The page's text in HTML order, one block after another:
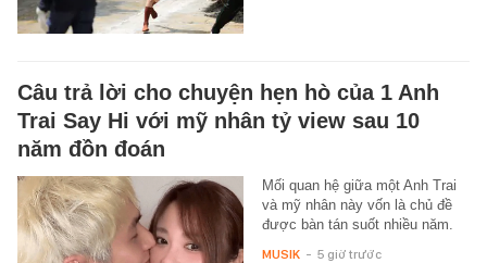
Câu trả lời cho chuyện hẹn hò của 1 Anh
Trai Say Hi với mỹ nhân tỷ view sau 10
năm đồn đoán
Mối quan hệ giữa một Anh Trai
và mỹ nhân này vốn là chủ đề
được bàn tán suốt nhiều năm.
MUSIK - 5 giờ trước